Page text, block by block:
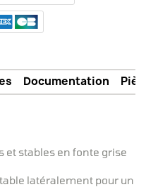
Documentation
et stables en fonte grise
latéralement pour un